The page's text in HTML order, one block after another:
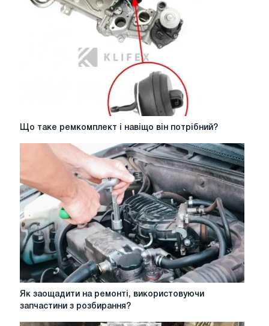
Що
ремкомплект
він
потрібний?
Що таке ремкомплект і навіщо він потрібний?
Як
Як заощадити на ремонті, використовуючи
запчастини з розбирання?